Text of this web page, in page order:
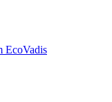
EcoVadis